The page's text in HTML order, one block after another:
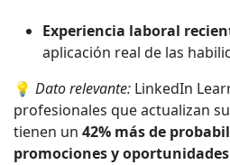
Experiencia laboral
aplicación real de las
💡 Dato relevante: LinkedIn
profesionales que actualizan
tienen un 42% más de
promociones y